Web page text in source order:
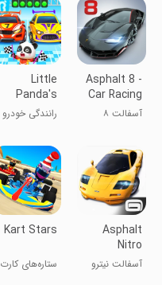
Asphalt 8 -
Car Racing
Game
آسفالت ۸
Little
Panda's
Car Driving
رانندگی خودرو
Asphalt
Nitro
آسفالت نیترو
Kart Stars
ستاره‌های کارت